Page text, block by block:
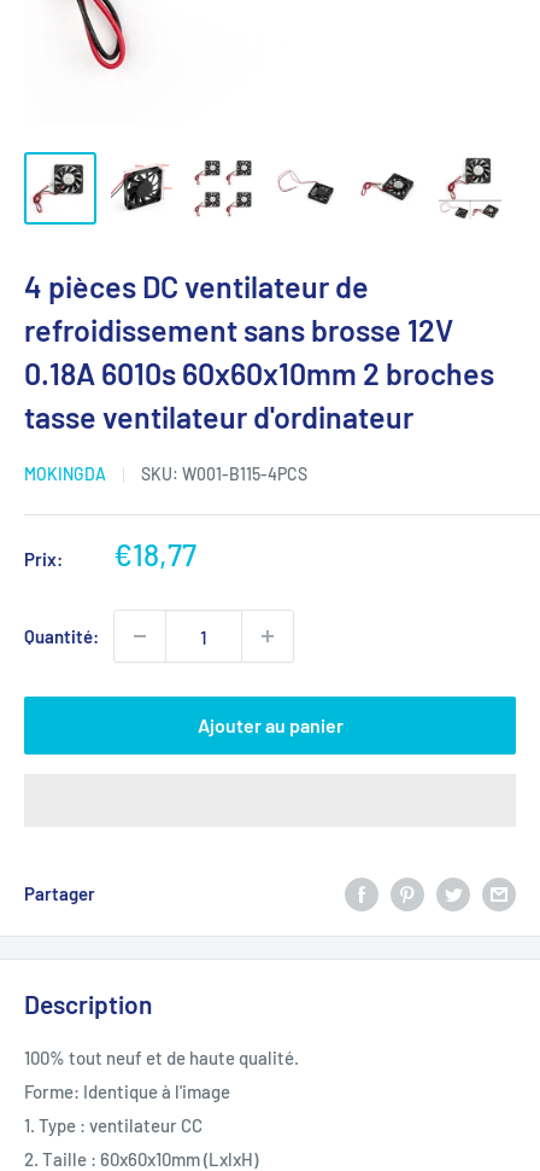
4 pièces DC ventilateur de
refroidissement sans brosse 12V
0.18A 6010s 60x60x10mm 2 broches
tasse ventilateur d'ordinateur
MOKINGDA SKU: W001-B115-4PCS
Prix:
Prix
€18,77
Quantité:
Ajouter au panier
Partager
Description
100% tout neuf et de haute qualité.
Forme: Identique à l'image
1. Type : ventilateur CC
2. Taille : 60x60x10mm (LxlxH)